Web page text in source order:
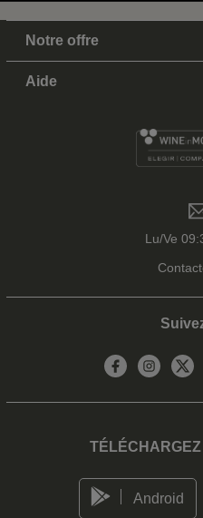
Notre offre
Aide
Lu/Ve
Android